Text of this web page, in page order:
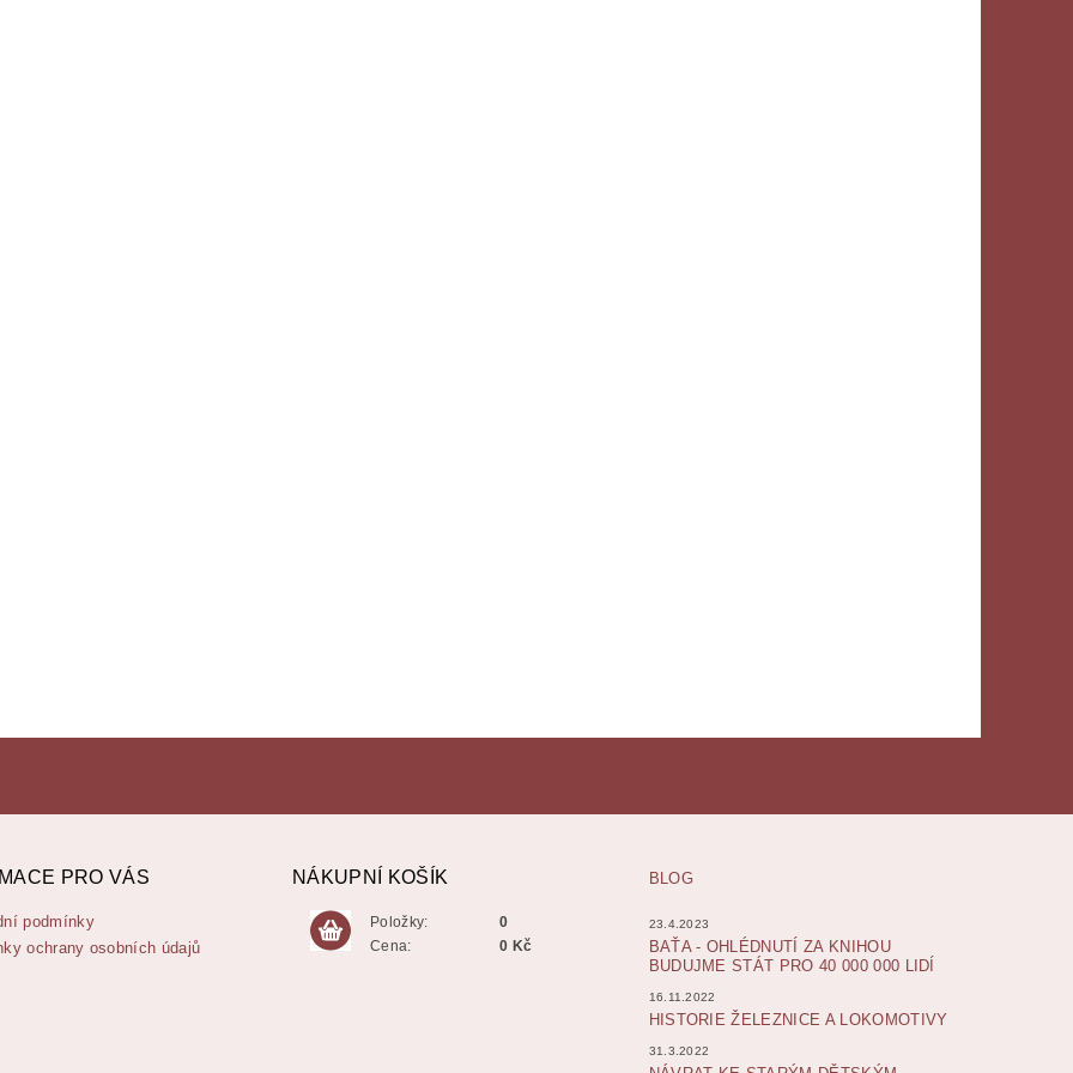
PRO VÁS
podmínky
ochrany osobních údajů
NÁKUPNÍ KOŠÍK
Položky:
Cena:
0
0 Kč
BLOG
23.4.2023
BAŤA - OHLÉDNUTÍ ZA KNIHOU
BUDUJME STÁT PRO 40 000 000 LIDÍ
16.11.2022
HISTORIE ŽELEZNICE A LOKOMOTIVY
31.3.2022